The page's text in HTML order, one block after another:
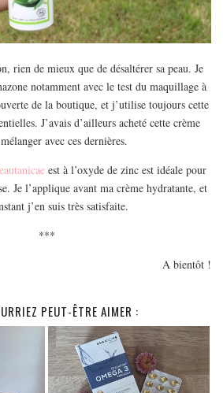
rien de mieux que de désaltérer sa peau. Je
notamment avec le test du maquillage à
de la boutique, et j’utilise toujours cette
J’avais d’ailleurs acheté cette crème
avec ces dernières.
est à l’oxyde de zinc est idéale pour
Je l’applique avant ma crème hydratante, et
j’en suis très satisfaite.
***
A bientôt !
PEUT-ÊTRE AIMER :